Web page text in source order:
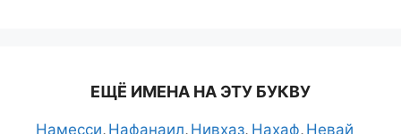
ЕЩЁ ИМЕНА НА ЭТУ БУКВУ
Намесси Нафанаил Нивхаз Нахаф Невай